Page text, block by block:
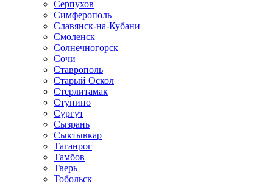
Серпухов
Симферополь
Славянск-на-Кубани
Смоленск
Солнечногорск
Сочи
Ставрополь
Старый Оскол
Стерлитамак
Ступино
Сургут
Сызрань
Сыктывкар
Таганрог
Тамбов
Тверь
Тобольск